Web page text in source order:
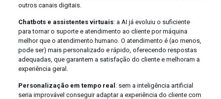
outros canais digitais.
Chatbots e assistentes virtuais: a AI já evoluiu o suficiente
para tornar o suporte e atendimento ao cliente por máquina
melhor que o atendimento humano. O atendimento é (ao menos,
pode ser) mais personalizado e rápido, oferecendo respostas
adequadas, que garantem a satisfação do cliente e melhoram a
experiência geral.
Personalização em tempo real: sem a inteligência artificial
seria improvável conseguir adaptar a experiência do cliente com